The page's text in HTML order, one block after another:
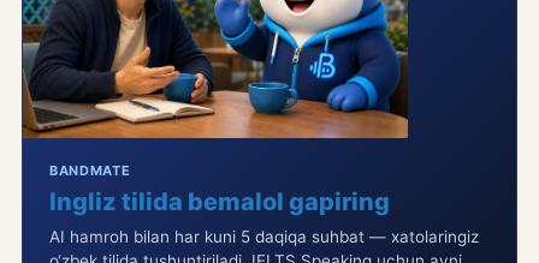
BANDMATE
Ingliz tilida bemalol gapiring
AI hamroh bilan har kuni 5 daqiqa suhbat — xatolaringiz